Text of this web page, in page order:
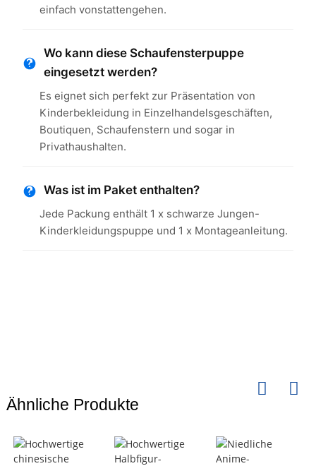
einfach vonstattengehen.
Wo kann diese Schaufensterpuppe
eingesetzt werden?
Es eignet sich perfekt zur Präsentation von
Kinderbekleidung in Einzelhandelsgeschäften,
Boutiquen, Schaufenstern und sogar in
Privathaushalten.
Was ist im Paket enthalten?
Jede Packung enthält 1 x schwarze Jungen-
Kinderkleidungspuppe und 1 x Montageanleitung.
Ähnliche Produkte